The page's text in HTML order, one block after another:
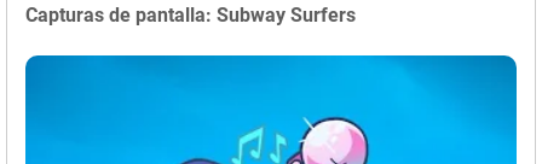
Capturas de pantalla: Subway Surfers